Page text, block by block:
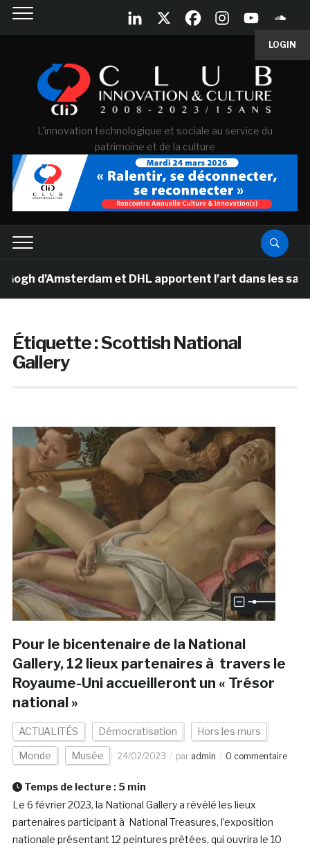
LOGIN
L'innovation technologique et sociale au service du
patrimoine et de la culture
d’Amsterdam et DHL apportent l’art dans les salles
Étiquette :Scottish National
Gallery
Pour le bicentenaire de la National
Gallery, 12 lieux partenaires à travers le
Royaume-Uni accueilleront un « Trésor
national »
ACTUALITÉS Démocratisation Hors les murs
Monde Musée 24/02/2023 par admin 0 commentaire
Temps de lecture : 5 min
Le 6 février 2023, la National Gallery a révélé les lieux
partenaires participant à National Treasures, l’exposition
nationale présentant 12 peintures prêtées, qui ouvrira le 10